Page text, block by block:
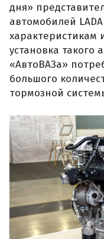
дня»
автомобилей
характеристикам
установка такого
«АвтоВАЗа»
большого
тормозной